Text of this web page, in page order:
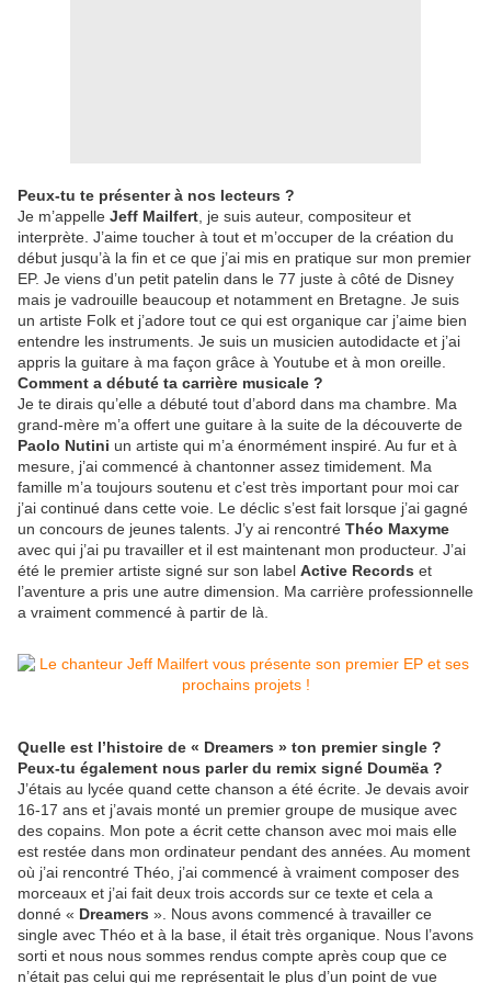
Peux-tu te présenter à nos lecteurs ?
Je m’appelle Jeff Mailfert , je suis auteur, compositeur et
interprète. J’aime toucher à tout et m’occuper de la création du
début jusqu’à la fin et ce que j’ai mis en pratique sur mon premier
EP. Je viens d’un petit patelin dans le 77 juste à côté de Disney
mais je vadrouille beaucoup et notamment en Bretagne. Je suis
un artiste Folk et j’adore tout ce qui est organique car j’aime bien
entendre les instruments. Je suis un musicien autodidacte et j’ai
appris la guitare à ma façon grâce à Youtube et à mon oreille.
Comment a débuté ta carrière musicale ?
Je te dirais qu’elle a débuté tout d’abord dans ma chambre. Ma
grand-mère m’a offert une guitare à la suite de la découverte de
Paolo Nutini un artiste qui m’a énormément inspiré . Au fur et à
mesure, j’ai commencé à chantonner assez timidement. Ma
famille m’a toujours soutenu et c’est très important pour moi car
j’ai continué dans cette voie. Le déclic s’est fait lorsque j’ai gagné
un concours de jeunes talents. J’y ai rencontré Théo Maxyme
avec qui j’ai pu travailler et il est maintenant mon producteur. J’ai
été le premier artiste signé sur son label Active Records et
l’aventure a pris une autre dimension. Ma carrière professionnelle
a vraiment commencé à partir de là.
Quelle est l’histoire de « Dreamers » ton premier single ?
Peux-tu également nous parler du remix signé Doumëa ?
J’étais au lycée quand cette chanson a été écrite. Je devais avoir
16-17 ans et j’avais monté un premier groupe de musique avec
des copains. Mon pote a écrit cette chanson avec moi mais elle
est restée dans mon ordinateur pendant des années. Au moment
où j’ai rencontré Théo, j’ai commencé à vraiment composer des
morceaux et j’ai fait deux trois accords sur ce texte et cela a
donné « Dreamers ». Nous avons commencé à travailler ce
single avec Théo et à la base, il était très organique. Nous l’avons
sorti et nous nous sommes rendus compte après coup que ce
n’était pas celui qui me représentait le plus d’un point de vue